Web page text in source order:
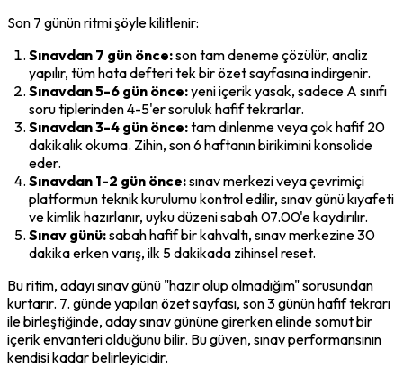
Son 7 günün ritmi şöyle kilitlenir:
Sınavdan 7 gün önce: son tam deneme çözülür, analiz
yapılır, tüm hata defteri tek bir özet sayfasına indirgenir.
Sınavdan 5-6 gün önce: yeni içerik yasak, sadece A sınıfı
soru tiplerinden 4-5'er soruluk hafif tekrarlar.
Sınavdan 3-4 gün önce: tam dinlenme veya çok hafif 20
dakikalık okuma. Zihin, son 6 haftanın birikimini konsolide
eder.
Sınavdan 1-2 gün önce: sınav merkezi veya çevrimiçi
platformun teknik kurulumu kontrol edilir, sınav günü kıyafeti
ve kimlik hazırlanır, uyku düzeni sabah 07.00'e kaydırılır.
Sınav günü: sabah hafif bir kahvaltı, sınav merkezine 30
dakika erken varış, ilk 5 dakikada zihinsel reset.
Bu ritim, adayı sınav günü "hazır olup olmadığım" sorusundan
kurtarır. 7. günde yapılan özet sayfası, son 3 günün hafif tekrarı
ile birleştiğinde, aday sınav gününe girerken elinde somut bir
içerik envanteri olduğunu bilir. Bu güven, sınav performansının
kendisi kadar belirleyicidir.